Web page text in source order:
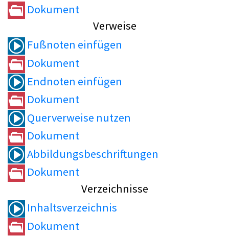
Dokument
Verweise
Fußnoten einfügen
Dokument
Endnoten einfügen
Dokument
Querverweise nutzen
Dokument
Abbildungsbeschriftungen
Dokument
Verzeichnisse
Inhaltsverzeichnis
Dokument